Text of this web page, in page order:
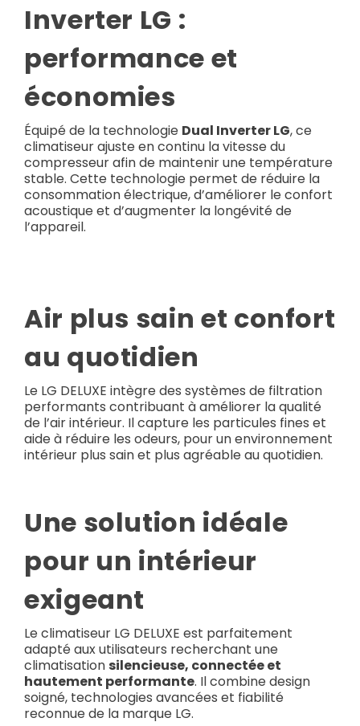
Inverter LG :
performance et
économies
Équipé de la technologie Dual Inverter LG, ce
climatiseur ajuste en continu la vitesse du
compresseur afin de maintenir une température
stable. Cette technologie permet de réduire la
consommation électrique, d’améliorer le confort
acoustique et d’augmenter la longévité de
l’appareil.
Air plus sain et confort
au quotidien
Le LG DELUXE intègre des systèmes de filtration
performants contribuant à améliorer la qualité
de l’air intérieur. Il capture les particules fines et
aide à réduire les odeurs, pour un environnement
intérieur plus sain et plus agréable au quotidien.
Une solution idéale
pour un intérieur
exigeant
Le climatiseur LG DELUXE est parfaitement
adapté aux utilisateurs recherchant une
climatisation silencieuse, connectée et
hautement performante. Il combine design
soigné, technologies avancées et fiabilité
reconnue de la marque LG.